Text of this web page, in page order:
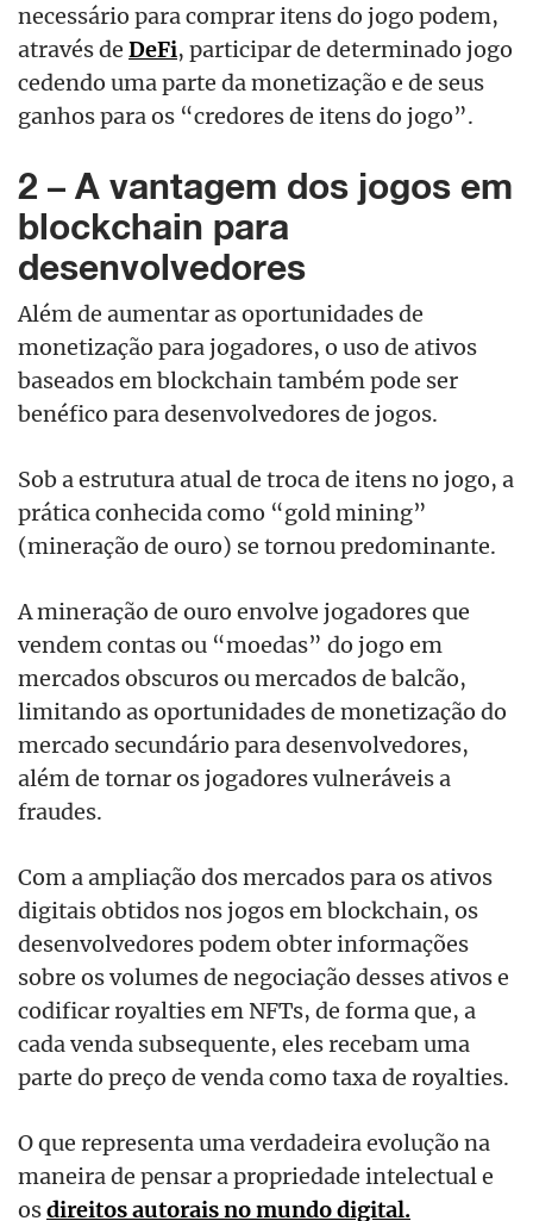
necessário para comprar itens do jogo podem,
através de DeFi, participar de determinado jogo
cedendo uma parte da monetização e de seus
ganhos para os “credores de itens do jogo”.
2 – A vantagem dos jogos em
blockchain para
desenvolvedores
Além de aumentar as oportunidades de
monetização para jogadores, o uso de ativos
baseados em blockchain também pode ser
benéfico para desenvolvedores de jogos.
Sob a estrutura atual de troca de itens no jogo, a
prática conhecida como “gold mining”
(mineração de ouro) se tornou predominante.
A mineração de ouro envolve jogadores que
vendem contas ou “moedas” do jogo em
mercados obscuros ou mercados de balcão,
limitando as oportunidades de monetização do
mercado secundário para desenvolvedores,
além de tornar os jogadores vulneráveis a
fraudes.
Com a ampliação dos mercados para os ativos
digitais obtidos nos jogos em blockchain, os
desenvolvedores podem obter informações
sobre os volumes de negociação desses ativos e
codificar royalties em NFTs, de forma que, a
cada venda subsequente, eles recebam uma
parte do preço de venda como taxa de royalties.
O que representa uma verdadeira evolução na
maneira de pensar a propriedade intelectual e
osdireitos autorais no mundo digital.